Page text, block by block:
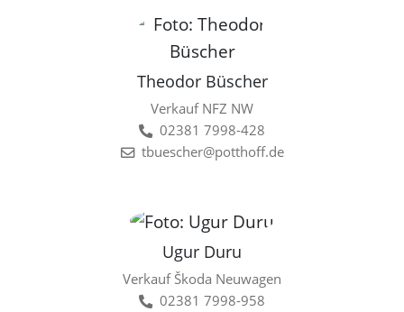
Theodor Büscher
Verkauf NFZ NW
02381 7998-428
tbuescher@potthoff.de
Ugur Duru
Verkauf Škoda Neuwagen
02381 7998-958